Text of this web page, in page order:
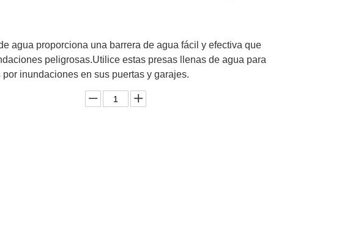
agua proporciona una barrera de agua fácil y efectiva que
peligrosas.Utilice estas presas llenas de agua para
inundaciones en sus puertas y garajes.